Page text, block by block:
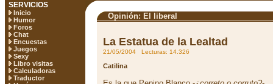
SERVICIOS
Inicio
Humor
Foros
Chat
Encuestas
Juegos
Sexy
Libro visitas
Calculadoras
Traductor
Opinión: El liberal
La Estatua de la Lealtad
21/05/2004 Lecturas: 14.326
Catilina